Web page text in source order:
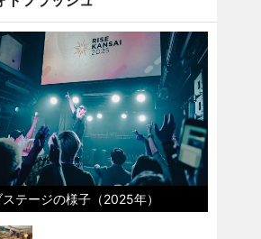
テージの様子（2025年）